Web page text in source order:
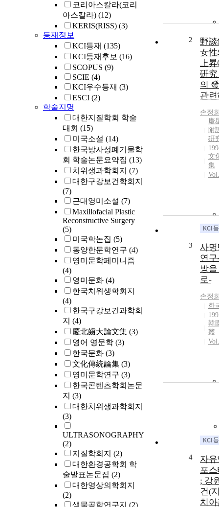
코리아스칼라(코리
아스칼라) (12)
KERIS(RISS) (3)
등재정보
KCI등재 (135)
KCI등재후보 (16)
SCOPUS (9)
SCIE (4)
KCI우수등재 (3)
ESCI (2)
학술지명
대한지질학회 학술
대회 (15)
미국소설 (14)
한국방사성폐기물학
회 학술논문요약집 (13)
치위생과학회지 (7)
대한구강보건학회지
(7)
근대영미소설 (7)
Maxillofacial Plastic
Reconstructive Surgery
(5)
미국학논집 (5)
동양한문학연구 (4)
영미문학페미니즘
(4)
영미문화 (4)
한국치위생학회지
(4)
한국구강보건과학회
지 (4)
慶北齒大論文集 (3)
영어 영문학 (3)
한국문화 (3)
文化傳統論集 (3)
영미문학연구 (3)
한국콘텐츠학회논문
지 (3)
대한치위생과학회지
(3)
ULTRASONOGRAPHY
(2)
지질학회지 (2)
대한환경공학회 학
술발표논문집 (2)
대한영상의학회지
(2)
생물공학연구지 (2)
2
野
女性
上昇
硏究
의
관
손정
慶
附
硏
文
集
3
사명
연
방
로-
손정
한
韓
叢
4
자
포
; 강
건(
치